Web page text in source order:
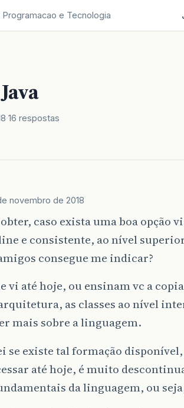
e Tecnologia
16 respostas
novembro de 2018
caso exista uma boa opção
e consistente, ao nível
consegue me indicar?
vi até hoje, ou ensinam vc a
as classes ao nível
mais sobre a linguagem.
se existe tal formação
até hoje, é muito
da linguagem, ou